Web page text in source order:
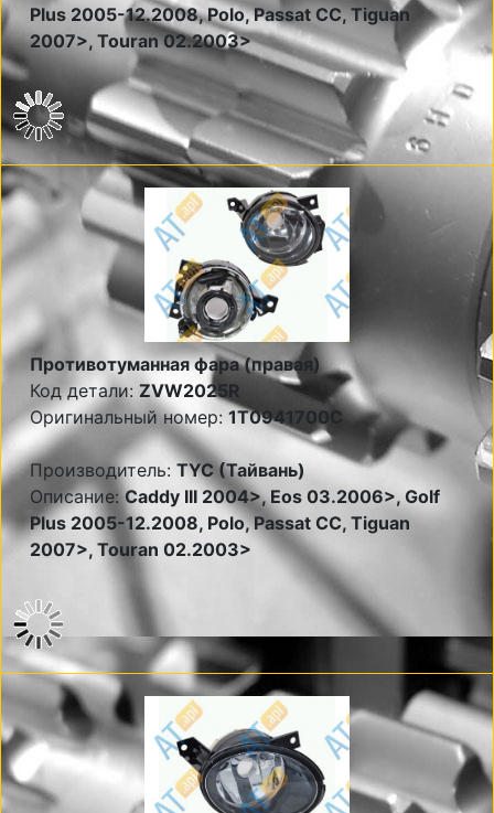
Plus 2005-12.2008, Polo, Passat CC, Tiguan
2007>, Touran 02.2003>
Противотуманная фара (правая)
Код детали: ZVW2025R
Оригинальный номер: 1T0941700C
Производитель: TYC (Тайвань)
Описание:Caddy III 2004>, Eos 03.2006>, Golf
Plus 2005-12.2008, Polo, Passat CC, Tiguan
2007>, Touran 02.2003>